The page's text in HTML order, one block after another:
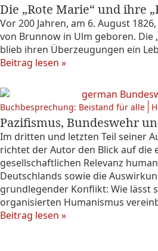
Die „Rote Marie“ und ihre
Vor 200 Jahren, am 6. August
von Brunnow in Ulm geboren.
blieb ihren Überzeugungen ein
Beitrag lesen »
Buchbesprechung: Beistand für alle
Pazifismus, Bundeswehr
Im dritten und letzten Teil seiner
richtet der Autor den Blick auf die
gesellschaftlichen Relevanz
Deutschlands sowie die
grundlegender Konflikt: Wie lässt
organisierten Humanismus
Beitrag lesen »